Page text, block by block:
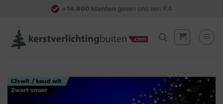
content
+14.800 klanten geven ons een 9,4
IJswit / koud wit
Zwart snoer